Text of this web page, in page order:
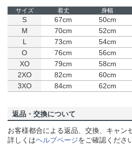
サイズ 着丈 身幅
S 67cm 50cm
M
70cm 52cm
L
73cm 54cm
O
76cm 56cm
XO
79cm 58cm
2XO
82cm 60cm
3XO
84cm 62cm
返品・交換について
お客様都合による返品、交換、キャン
詳しくはヘルプページをご確認くださ